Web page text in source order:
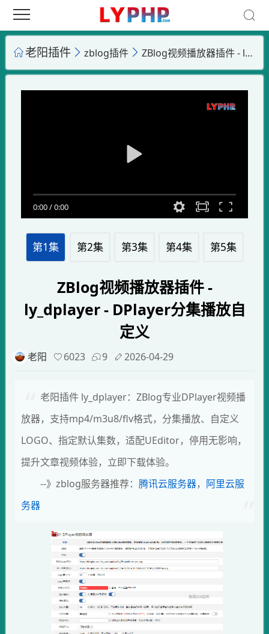
老阳插件 zblog插件 ZBlog视频播放器插件 - ly_dplayer - DPlayer分集播放自定义
0:00/0:00
第1集 第2集 第3集 第4集 第5集
ZBlog视频播放器插件 -
ly_dplayer - DPlayer分集播放自
定义
老阳 6023 9 2026-04-29
老阳插件 ly_dplayer：ZBlog专业DPlayer视频播
放器，支持mp4/m3u8/flv格式，分集播放、自定义
LOGO、指定默认集数，适配UEditor，停用无影响，
提升文章视频体验，立即下载体验。
--》zblog服务器推荐： 腾讯云服务器， 阿里云服
务器